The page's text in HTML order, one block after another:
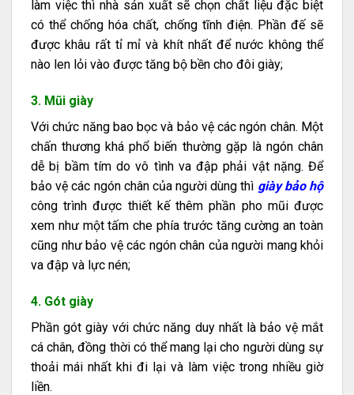
làm việc thì nhà sản xuất sẽ chọn chất liệu đặc biệt
có thể chống hóa chất, chống tĩnh điện. Phần đế sẽ
được khâu rất tỉ mỉ và khít nhất để nước không thể
nào len lỏi vào được tăng bộ bền cho đôi giày;
3. Mũi giày
Với chức năng bao bọc và bảo vệ các ngón chân. Một
chấn thương khá phổ biến thường gặp là ngón chân
dễ bị bầm tím do vô tình va đập phải vật nặng. Để
bảo vệ các ngón chân của người dùng thì giày bảo hộ
công trình được thiết kế thêm phần pho mũi được
xem như một tấm che phía trước tăng cường an toàn
cũng như bảo vệ các ngón chân của người mang khỏi
va đập và lực nén;
4. Gót giày
Phần gót giày với chức năng duy nhất là bảo vệ mắt
cá chân, đồng thời có thể mang lại cho người dùng sự
thoải mái nhất khi đi lại và làm việc trong nhiều giờ
liền.